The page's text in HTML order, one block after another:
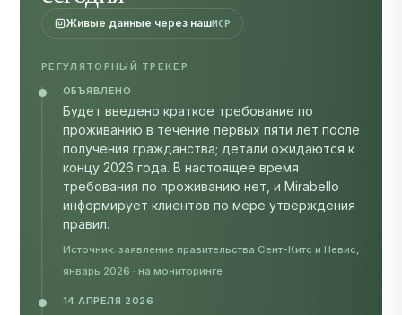
Живые данные через нашMCP
проживанию в течение первых пяти лет после
получения гражданства; детали ожидаются к
концу 2026 года. В настоящее время
требования по проживанию нет, и Mirabello
информирует клиентов по мере утверждения
правил.